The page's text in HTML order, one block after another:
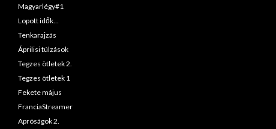
Magyarlégy#1
Lopott idők…
Tenkarajzás
Áprilisi túlzások
Tegzes ötletek 2.
Tegzes ötletek 1
Fekete május
FranciaStreamer
Apróságok 2.